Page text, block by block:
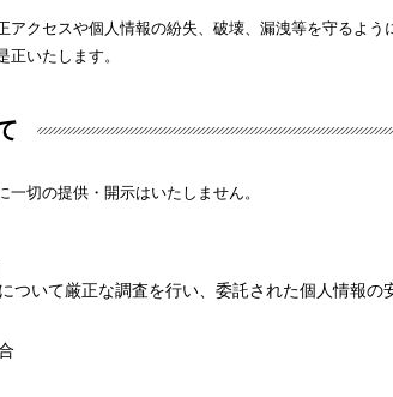
クセスや個人情報の紛失、破壊、漏洩等を守るよ
いたします。
切の提供・開示はいたしません。
いて厳正な調査を行い、委託された個人情報の